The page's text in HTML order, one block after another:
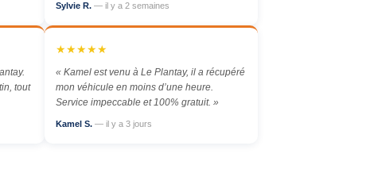
Sylvie R. — il y a 2 semaines
tout
★★★★★
« Kamel est venu à Le Plantay, il a récupéré
mon véhicule en moins d’une heure.
Service impeccable et 100% gratuit. »
Kamel S. — il y a 3 jours